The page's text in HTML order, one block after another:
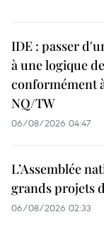
IDE : passer
à une logique
conformément
NQ/TW
06/08/2026 04:47
L’Assemblée
grands projets
06/08/2026 02:33